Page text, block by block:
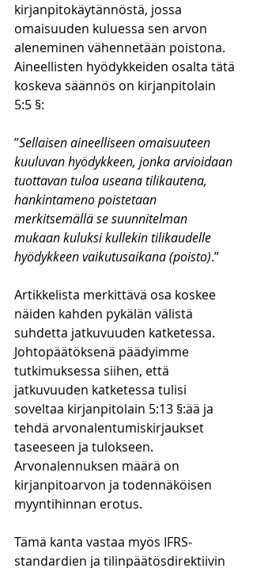
kirjanpitokäytännöstä, jossa
omaisuuden kuluessa sen arvon
aleneminen vähennetään poistona.
Aineellisten hyödykkeiden osalta tätä
koskeva säännös on kirjanpitolain
5:5 §:
”Sellaisen aineelliseen omaisuuteen
kuuluvan hyödykkeen, jonka arvioidaan
tuottavan tuloa useana tilikautena,
hankintameno poistetaan
merkitsemällä se suunnitelman
mukaan kuluksi kullekin tilikaudelle
hyödykkeen vaikutusaikana (poisto).”
Artikkelista merkittävä osa koskee
näiden kahden pykälän välistä
suhdetta jatkuvuuden katketessa.
Johtopäätöksenä päädyimme
tutkimuksessa siihen, että
jatkuvuuden katketessa tulisi
soveltaa kirjanpitolain 5:13 §:ää ja
tehdä arvonalentumiskirjaukset
taseeseen ja tulokseen.
Arvonalennuksen määrä on
kirjanpitoarvon ja todennäköisen
myyntihinnan erotus.
Tämä kanta vastaa myös IFRS-
standardien ja tilinpäätösdirektiivin